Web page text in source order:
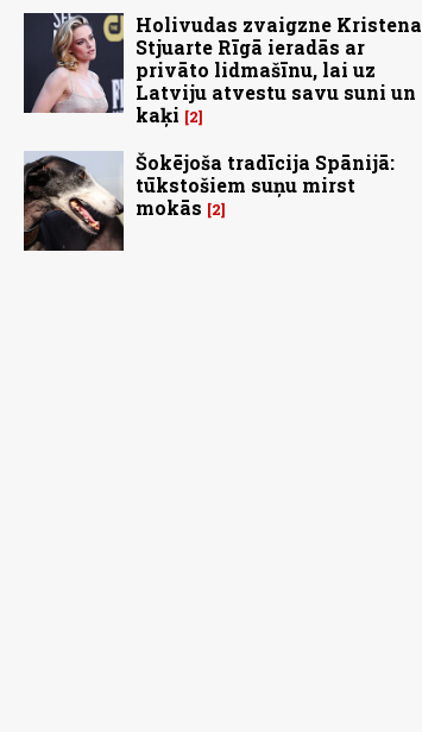
Holivudas zvaigzne Kristena
Stjuarte Rīgā ieradās ar
privāto lidmašīnu, lai uz
Latviju atvestu savu suni un
kaķi
2
Šokējoša tradīcija Spānijā:
tūkstošiem suņu mirst
mokās
2